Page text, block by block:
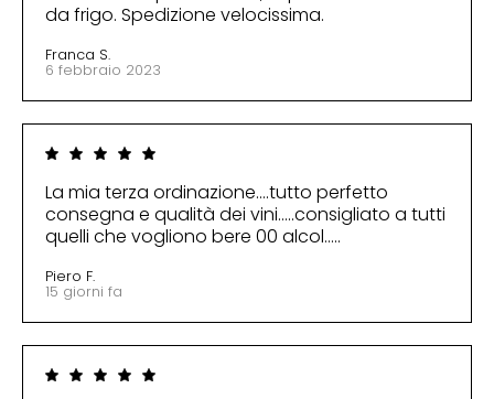
da frigo. Spedizione velocissima.
Franca S.
6 febbraio 2023
La mia terza ordinazione….tutto perfetto
consegna e qualità dei vini…..consigliato a tutti
quelli che vogliono bere 00 alcol…..
Piero F.
15 giorni fa